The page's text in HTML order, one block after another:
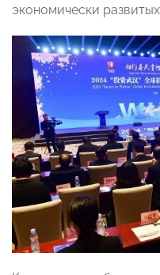
экономически